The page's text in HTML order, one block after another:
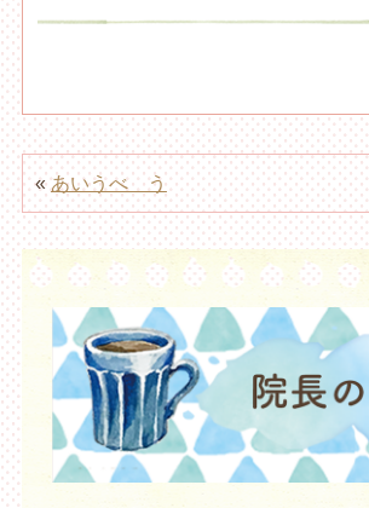
«あいうべ う